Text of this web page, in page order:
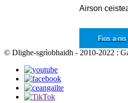
Airson
Fios a-nis
© Dlighe-sgrìobhaidh - 2010-2022 :